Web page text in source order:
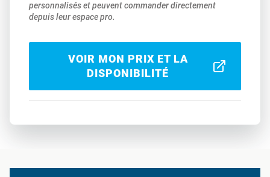
personnalisés et peuvent commander directement
depuis leur espace pro.
VOIR MON PRIX ET LA
DISPONIBILITÉ